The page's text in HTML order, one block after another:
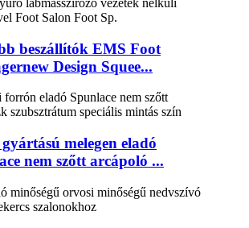
beszállítók EMS Foot
Design Squee...
melegen eladó
nem szőtt arcápoló ...